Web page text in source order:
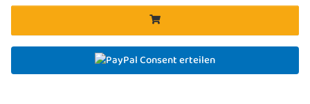
Consent erteilen